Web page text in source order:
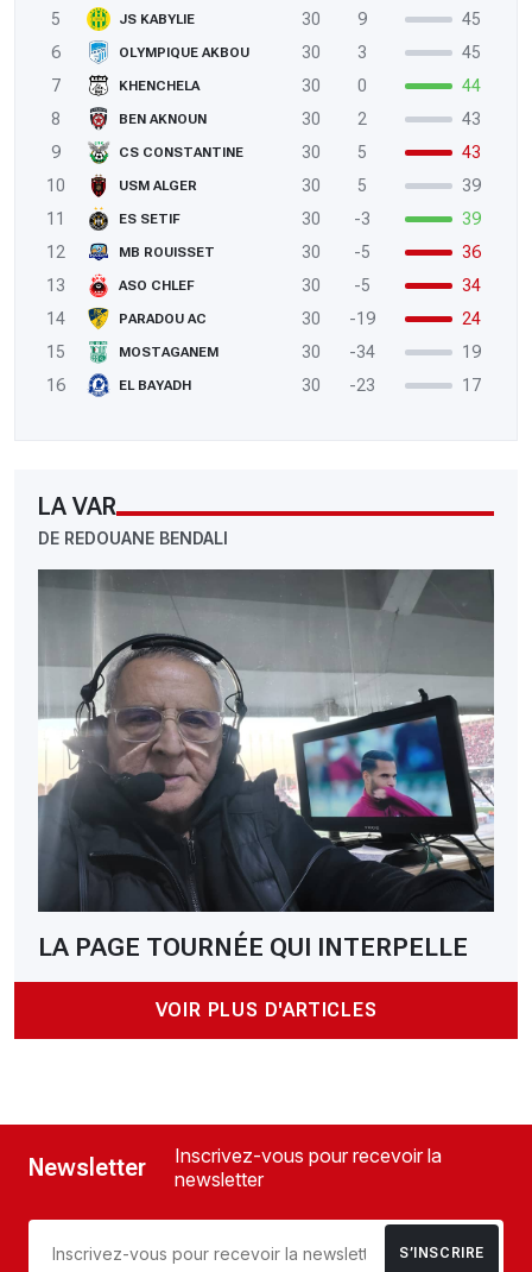
5
JS KABYLIE 30 9
45
6
OLYMPIQUE AKBOU 30 3
45
7
KHENCHELA 30 0
44
8
BEN AKNOUN 30 2
43
9
CS CONSTANTINE 30 5
43
10
USM ALGER 30 5
39
11
ES SETIF 30 -3
39
12
MB ROUISSET 30 -5
36
13
ASO CHLEF 30 -5
34
14
PARADOU AC 30 -19
24
15
MOSTAGANEM 30 -34
19
16
EL BAYADH 30 -23 17
LA VAR
DE REDOUANE BENDALI
LA PAGE TOURNÉE QUI INTERPELLE
VOIR PLUS D'ARTICLES
Newsletter
Inscrivez-vous pour recevoir la
newsletter
S’INSCRIRE